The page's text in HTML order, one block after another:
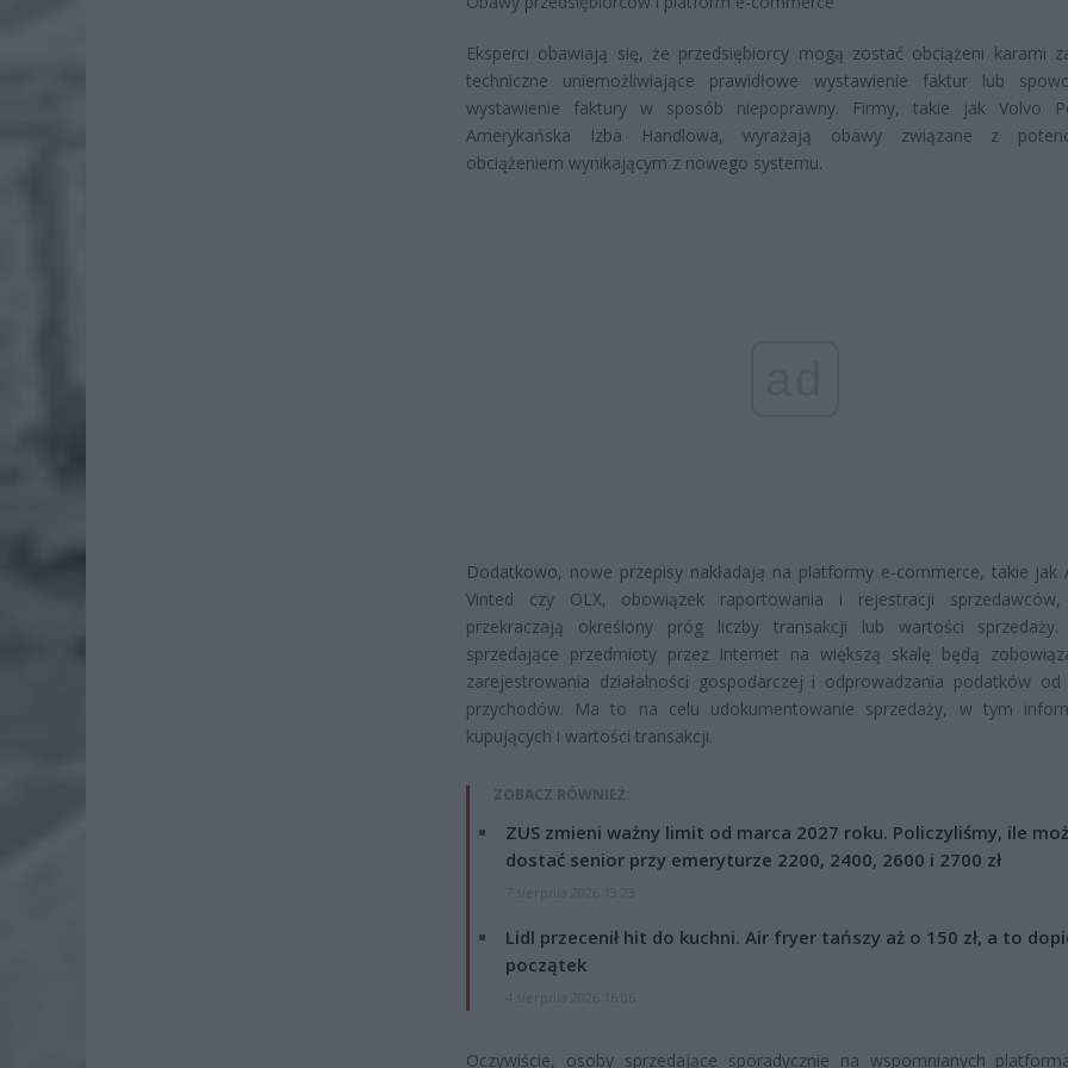
Eksperci obawiają się, że przedsiębiorcy mogą zostać obciążeni karami
techniczne uniemożliwiające prawidłowe wystawienie faktur lub
wystawienie faktury w sposób niepoprawny. Firmy, takie jak Volvo
Amerykańska Izba Handlowa, wyrażają obawy związane z
obciążeniem wynikającym z nowego systemu.
Dodatkowo, nowe przepisy nakładają na platformy e-commerce, takie jak
Vinted czy OLX, obowiązek raportowania i rejestracji
przekraczają określony próg liczby transakcji lub wartości sprzedaży.
sprzedające przedmioty przez Internet na większą skalę będą
zarejestrowania działalności gospodarczej i odprowadzania podatków od
przychodów. Ma to na celu udokumentowanie sprzedaży, w tym
kupujących i wartości transakcji.
ZOBACZ RÓWNIEŻ:
ZUS zmieni ważny limit od marca 2027 roku. Policzyliśmy, ile
dostać senior przy emeryturze 2200, 2400, 2600 i 2700 zł
Lidl przecenił hit do kuchni. Air fryer tańszy aż o 150 zł, a to
początek
Oczywiście, osoby sprzedające sporadycznie na wspomnianych